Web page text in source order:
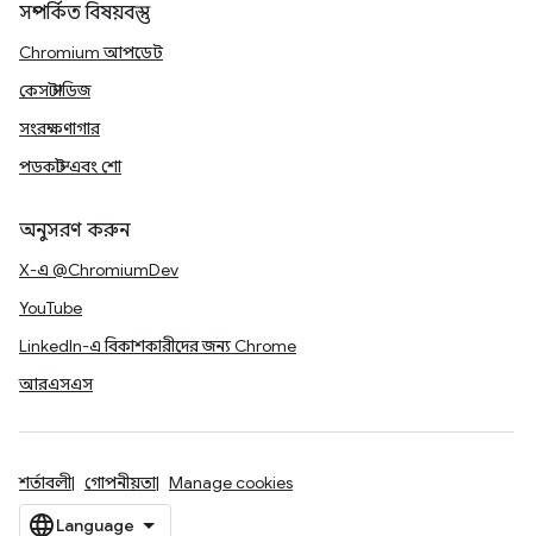
সম্পর্কিত বিষয়বস্তু
Chromium আপডেট
কেস স্টাডিজ
সংরক্ষণাগার
পডকাস্ট এবং শো
অনুসরণ করুন
X-এ @ChromiumDev
YouTube
LinkedIn-এ বিকাশকারীদের জন্য Chrome
আরএসএস
শর্তাবলী গোপনীয়তা Manage cookies